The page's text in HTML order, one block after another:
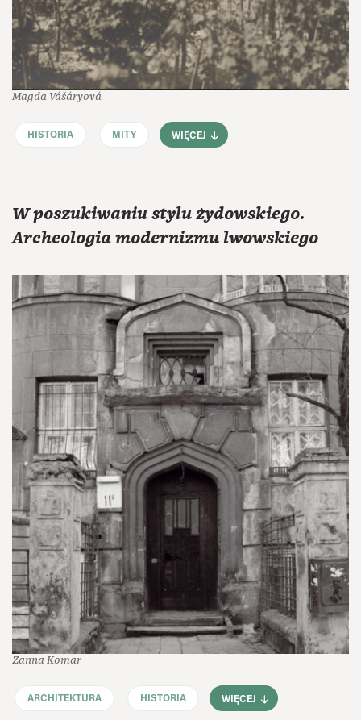
Magda Vášáryová
HISTORIA MITY WIĘCEJ
W poszukiwaniu stylu żydowskiego.
Archeologia modernizmu lwowskiego
Żanna Komar
ARCHITEKTURA HISTORIA WIĘCEJ